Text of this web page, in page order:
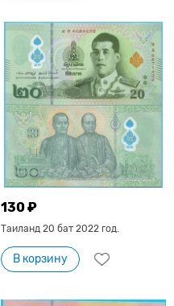
130 ₽
Таиланд 20 бат 2022 год.
В корзину